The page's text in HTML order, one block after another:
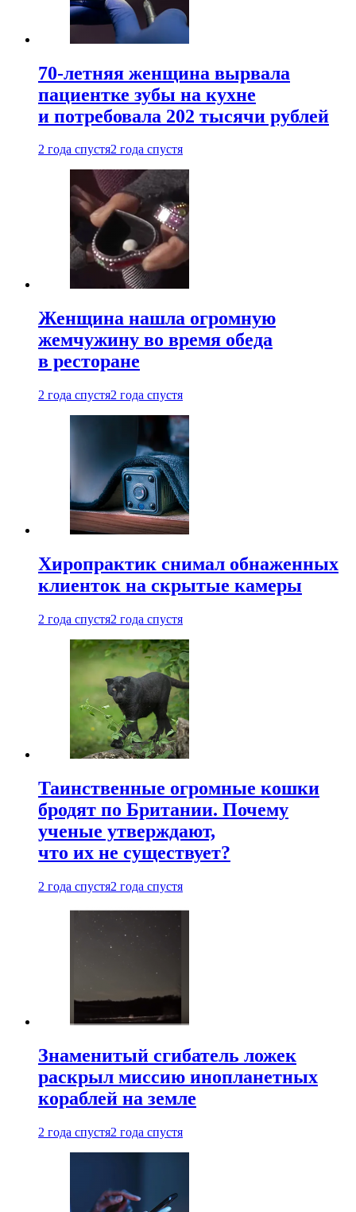
70-летняя женщина вырвала
пациентке зубы на кухне
и потребовала 202 тысячи рублей
2 года спустя2 года спустя
Женщина нашла огромную
жемчужину во время обеда
в ресторане
2 года спустя2 года спустя
Хиропрактик снимал обнаженных
клиенток на скрытые камеры
2 года спустя2 года спустя
Таинственные огромные кошки
бродят по Британии. Почему
ученые утверждают,
что их не существует?
2 года спустя2 года спустя
Знаменитый сгибатель ложек
раскрыл миссию инопланетных
кораблей на земле
2 года спустя2 года спустя